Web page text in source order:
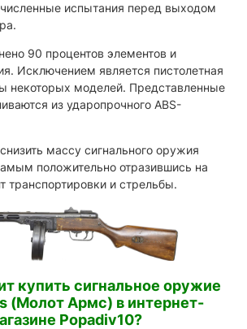
испытания перед выходом
90 процентов элементов и
Исключением является пистолетная
некоторых моделей. Представленные
из ударопрочного ABS-
массу сигнального оружия
положительно отразившись на
транспортировки и стрельбы.
купить сигнальное оружие
(Молот Армс) в интернет-
Popadiv10?